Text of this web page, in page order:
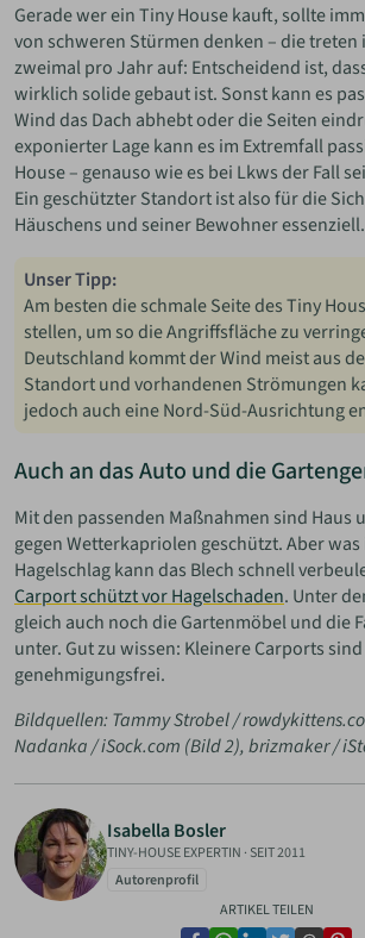
Gerade wer ein Tiny House kauft, sollte
von schweren Stürmen denken – die
zweimal pro Jahr auf: Entscheidend ist,
wirklich solide gebaut ist. Sonst kann es
Wind das Dach abhebt oder die Seiten
exponierter Lage kann es im Extremfall
House – genauso wie es bei Lkws der Fall
Ein geschützter Standort ist also für die
Häuschens und seiner Bewohner essenziell.
Unser Tipp:
Am besten die schmale Seite des Tiny
stellen, um so die Angriffsfläche zu
Deutschland kommt der Wind meist aus
Standort und vorhandenen Strömungen
jedoch auch eine Nord-Süd-Ausrichtung
Auch an das Auto und die
Mit den passenden Maßnahmen sind Haus
gegen Wetterkapriolen geschützt. Aber
Hagelschlag kann das Blech schnell
Carport schützt vor Hagelschaden. Unter
gleich auch noch die Gartenmöbel und die
unter. Gut zu wissen: Kleinere Carports
genehmigungsfrei.
Bildquellen: Tammy Strobel /
Nadanka / iSock.com (Bild 2), brizmaker /
Isabella Bosler
TINY-HOUSE EXPERTIN · SEIT 2011
Autorenprofil
ARTIKEL TEILEN